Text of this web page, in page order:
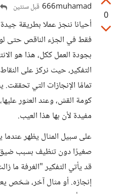
0
666muhamad قبل سنتين
أحيانا ننجز عملا بطريقة
فقط في الجزء الناقص حتى لو
بجودة العمل ككل، هذا هو
التفكير، حيث نركز على
تمامًا الإنجازات التي
كومة القش، وعند العثور
مفيدة لأن بها هذا العيب.
على سبيل المثال يظهر
صغيرًا دون تنظيف بسبب ضيق
قد يأتي التفكير "الغرفة ما
إنجازه. أو مثال آخر، شخص